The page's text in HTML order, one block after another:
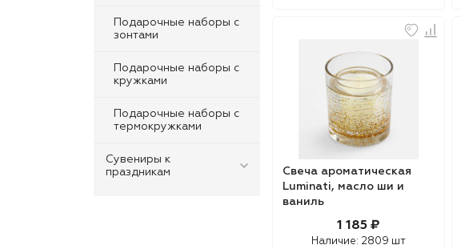
Подарочные наборы с
зонтами
Подарочные наборы с
кружками
Подарочные наборы с
термокружками
Сувениры к
праздникам
Свеча ароматическая
Luminati, масло ши и
ваниль
1 185 ₽
Наличие: 2809 шт